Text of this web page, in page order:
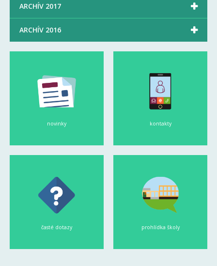
ARCHÍV 2017 
ARCHÍV 2016 
novinky kontakty
časté dotazy prohlídka školy